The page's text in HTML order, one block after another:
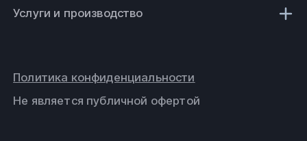
Услуги и производство
Не является публичной офертой
Политика конфиденциальности